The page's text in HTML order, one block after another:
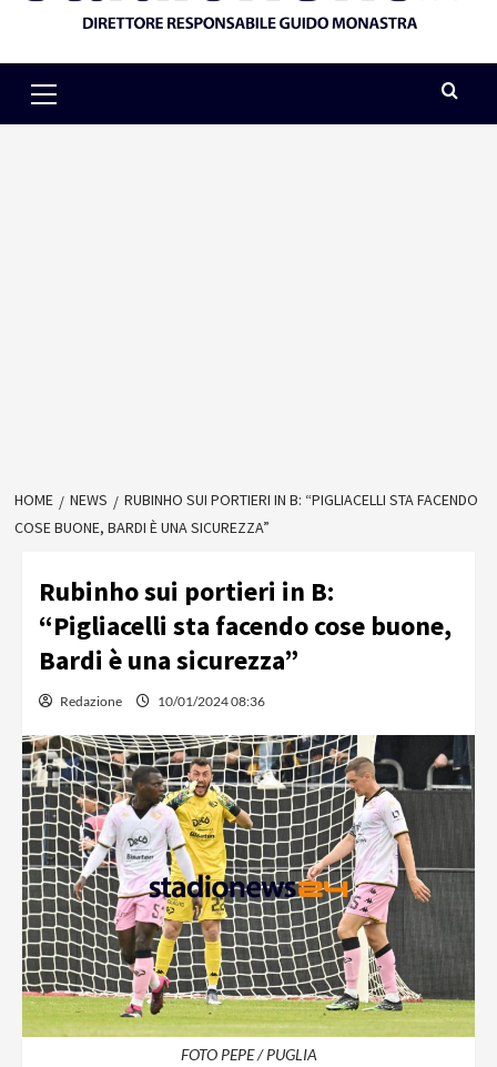
Menu
HOME NEWS
RUBINHO SUI PORTIERI IN B: “PIGLIACELLI STA FACENDO
COSE BUONE, BARDI È UNA SICUREZZA”
Rubinho sui portieri in B:
“Pigliacelli sta facendo cose buone,
Bardi è una sicurezza”
Redazione 10/01/2024 08:36
FOTO PEPE / PUGLIA